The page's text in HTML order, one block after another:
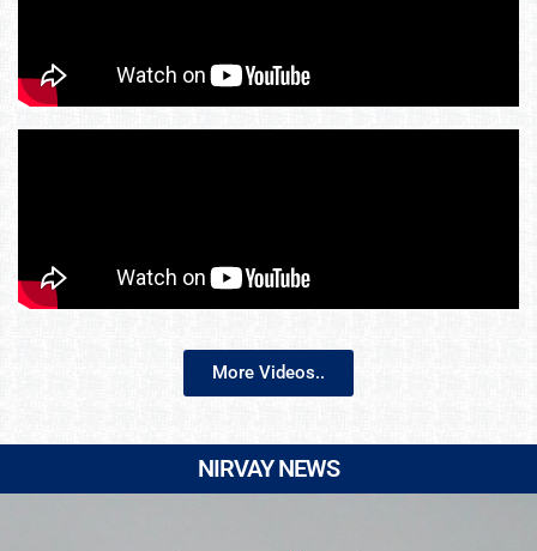
More Videos..
NIRVAY NEWS